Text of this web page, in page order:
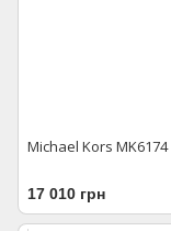
Michael Kors MK6174
17 010 грн